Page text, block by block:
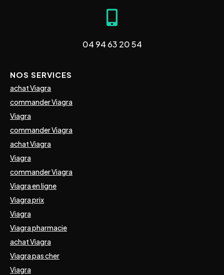
04 94 63 20 54
NOS SERVICES
achat Viagra
commander Viagra
Viagra
commander Viagra
achat Viagra
Viagra
commander Viagra
Viagra en ligne
Viagra prix
Viagra
Viagra pharmacie
achat Viagra
Viagra pas cher
Viagra